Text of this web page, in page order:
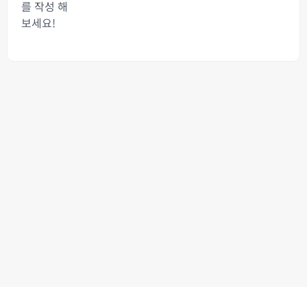
를 작성 해
보세요!